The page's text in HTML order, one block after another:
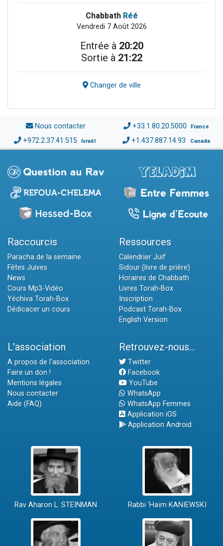
Chabbath Réé
Vendredi 7 Août 2026
Entrée à 20:20
Sortie à 21:22
Changer de ville
Nous contacter +33.1.80.20.5000 France
+972.2.37.41.515 Israël +1.437.887.14.93 Canada
Raccourcis
Paracha de la semaine
Fêtes Juives
News
Cours Mp3-Vidéo
Yéchiva Torah-Box
Dédicacer un cours
Ressources
Calendrier Juif
Sidour (livre de prière)
Horaires de Chabbath
Livres Torah-Box
Inscription
Podcast Torah-Box
English Version
L'association
A propos de l'association
Faire un don !
Mentions légales
Nous contacter
Aide (FAQ)
Retrouvez-nous...
Twitter
Facebook
YouTube
WhatsApp
WhatsApp Femmes
Application iOS
Application Android
Rav Aharon L. STEINMAN Rabbi 'Haïm KANIEWSKI